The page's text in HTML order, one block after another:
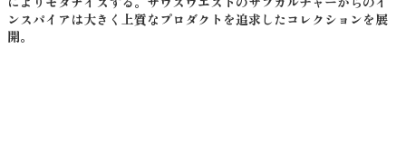
ンスパイアは大きく上質なプロダクトを追求したコレクションを展
開。